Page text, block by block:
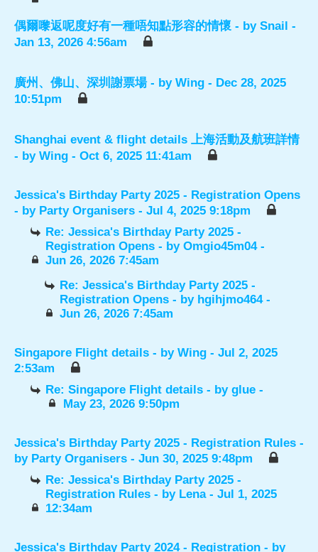
偶爾嚟返呢度好有一種唔知點形容的情懷 - by Snail -
Jan 13, 2026 4:56am
廣州、佛山、深圳謝票場 - by Wing - Dec 28, 2025
10:51pm
Shanghai event & flight details 上海活動及航班詳情
- by Wing - Oct 6, 2025 11:41am
Jessica's Birthday Party 2025 - Registration Opens
- by Party Organisers - Jul 4, 2025 9:18pm
Re: Jessica's Birthday Party 2025 -
Registration Opens - byOmgio45m04-
Jun 26, 2026 7:45am
Re: Jessica's Birthday Party 2025 -
Registration Opens - by hgihjmo464-
Jun 26, 2026 7:45am
Singapore Flight details - by Wing - Jul 2, 2025
2:53am
Re: Singapore Flight details - byglue -
May 23, 2026 9:50pm
Jessica's Birthday Party 2025 - Registration Rules -
by Party Organisers - Jun 30, 2025 9:48pm
Re: Jessica's Birthday Party 2025 -
Registration Rules - by Lena- Jul 1, 2025
12:34am
Jessica's Birthday Party 2024 - Registration - by